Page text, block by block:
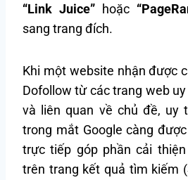
“Link Juice” hoặc
sang trang đích.
Khi một website nhận được
Dofollow từ các trang web
và liên quan về chủ đề, uy
trong mắt Google càng
trực tiếp góp phần cải
trên trang kết quả tìm kiếm